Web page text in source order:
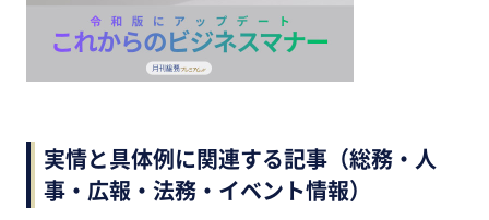
実情と具体例に関連する記事（総務・人
事・広報・法務・イベント情報）